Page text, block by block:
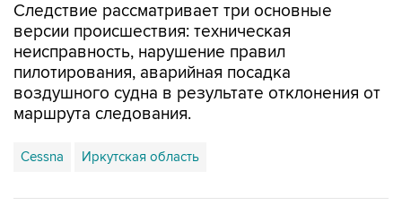
Следствие рассматривает три основные
версии происшествия: техническая
неисправность, нарушение правил
пилотирования, аварийная посадка
воздушного судна в результате отклонения от
маршрута следования.
Cessna Иркутская область